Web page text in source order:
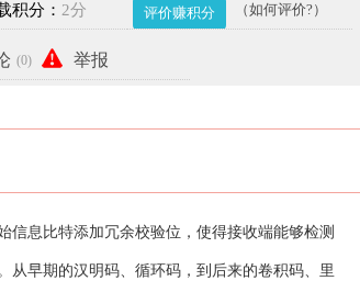
积分： 2分 评价赚积分 （如何评价?）
(0) 举报
息比特添加冗余校验位，使得接收端能够检测
从早期的汉明码、循环码，到后来的卷积码、里